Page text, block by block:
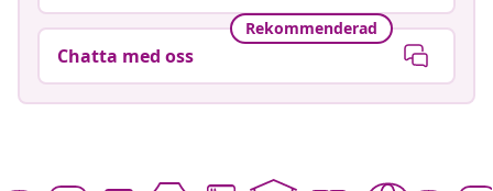
Rekommenderad
Chatta med oss